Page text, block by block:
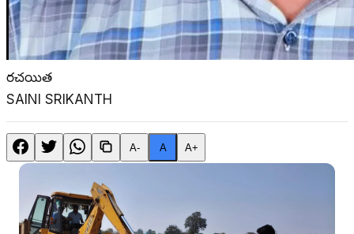
రచయిత
SAINI SRIKANTH
A- A A+